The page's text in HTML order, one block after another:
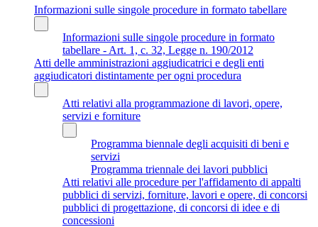
Informazioni sulle singole procedure in formato tabellare
Informazioni sulle singole procedure in formato
tabellare - Art. 1, c. 32, Legge n. 190/2012
Atti delle amministrazioni aggiudicatrici e degli enti
aggiudicatori distintamente per ogni procedura
Atti relativi alla programmazione di lavori, opere,
servizi e forniture
Programma biennale degli acquisiti di beni e
servizi
Programma triennale dei lavori pubblici
Atti relativi alle procedure per l'affidamento di appalti
pubblici di servizi, forniture, lavori e opere, di concorsi
pubblici di progettazione, di concorsi di idee e di
concessioni